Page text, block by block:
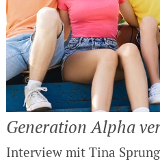
Gene­ra­tion Alpha
Interview mit Tina Sprung